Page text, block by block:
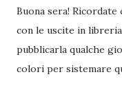
Buona sera!
con le uscite in
pubblicarla qualche
colori per sistemare